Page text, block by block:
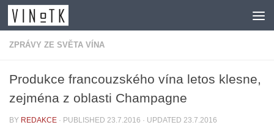
Skip to content
ZPRÁVY ZE SVĚTA VÍNA
Produkce francouzského vína letos klesne,
zejména z oblasti Champagne
BY REDAKCE · PUBLISHED 23.7.2016 · UPDATED 23.7.2016